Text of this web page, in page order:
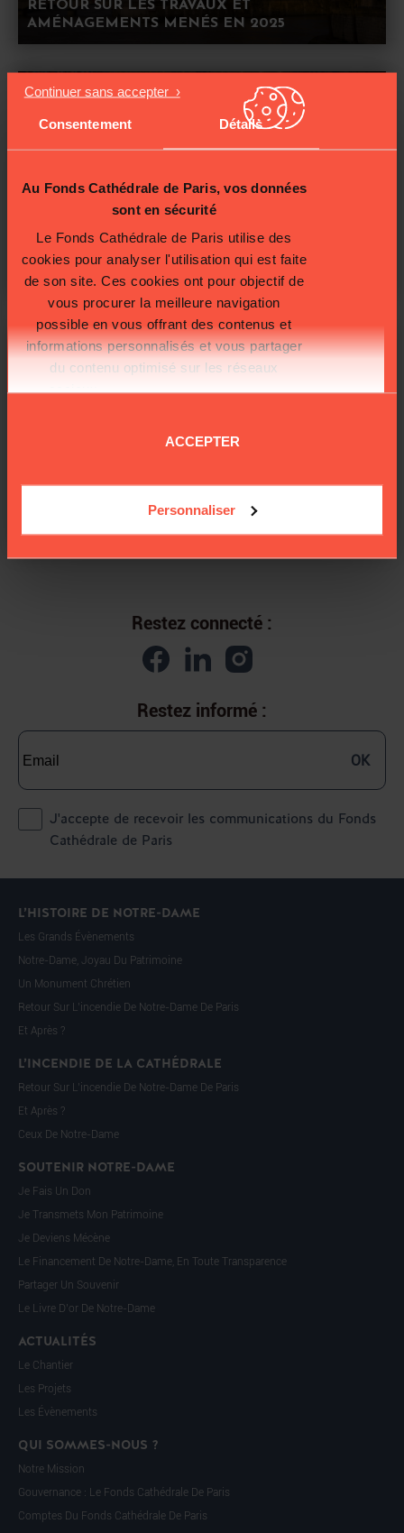
Consentement Détails
Au Fonds Cathédrale de Paris, vos données
sont en sécurité
Le Fonds Cathédrale de Paris utilise des
cookies pour analyser l'utilisation qui est faite
de son site. Ces cookies ont pour objectif de
vous procurer la meilleure navigation
possible en vous offrant des contenus et
informations personnalisés et vous partager
du contenu optimisé sur les réseaux
sociaux.Plus d'informations sur la
ACCEPTER
Personnaliser
RETOUR SUR LES TRAVAUX ET
AMÉNAGEMENTS MENÉS EN 2025
CHAPELLE SAINT-GUILLAUME : CRÉATION ET
INAUGURATION D’UN NOUVEL AUTEL
UN AN APRÈS SA RÉOUVERTURE, LE
Restez connecté :
Restez informé :
J'accepte de recevoir les communications du Fonds
Cathédrale de Paris
OK
L’HISTOIRE DE NOTRE-DAME
Les Grands Évènements
Notre-Dame, Joyau Du Patrimoine
Un Monument Chrétien
Retour Sur L’incendie De Notre-Dame De Paris
Et Après ?
L’INCENDIE DE LA CATHÉDRALE
Retour Sur L’incendie De Notre-Dame De Paris
Et Après ?
Ceux De Notre-Dame
SOUTENIR NOTRE-DAME
Je Fais Un Don
Je Transmets Mon Patrimoine
Je Deviens Mécène
Le Financement De Notre-Dame, En Toute Transparence
Partager Un Souvenir
Le Livre D’or De Notre-Dame
ACTUALITÉS
Le Chantier
Les Projets
Les Évènements
QUI SOMMES-NOUS ?
Notre Mission
Gouvernance : Le Fonds Cathédrale De Paris
Comptes Du Fonds Cathédrale De Paris